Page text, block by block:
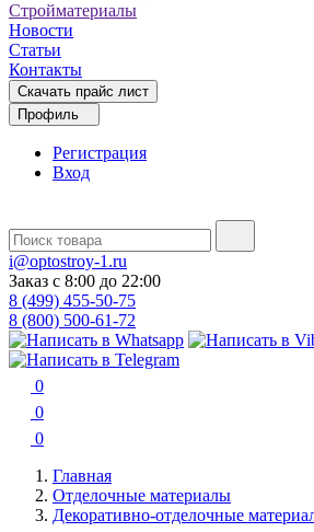
Стройматериалы
Новости
Статьи
Контакты
Скачать прайс лист
Профиль
Регистрация
Вход
i@optostroy-1.ru
Заказ с 8:00 до 22:00
8 (499) 455-50-75
8 (800) 500-61-72
0
0
0
Главная
Отделочные материалы
Декоративно-отделочные